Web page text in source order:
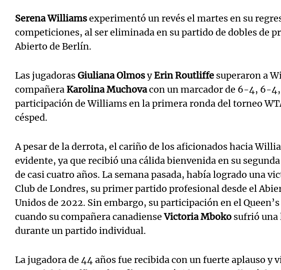
Serena Williamsexperimentó un revés el martes en su
competiciones, al ser eliminada en su partido de dobles de
Abierto de Berlín.
Las jugadorasGiuliana OlmosyErin Routliffe superaron a
compañeraKarolina Muchovacon un marcador de 6-4, 6-
participación de Williams en la primera ronda del torneo
césped.
A pesar de la derrota, el cariño de los aficionados hacia
evidente, ya que recibió una cálida bienvenida en su
de casi cuatro años. La semana pasada, había logrado una
Club de Londres, su primer partido profesional desde el
Unidos de 2022. Sin embargo, su participación en el
cuando su compañera canadienseVictoria Mboko sufrió una
durante un partido individual.
La jugadora de 44 años fue recibida con un fuerte aplauso y